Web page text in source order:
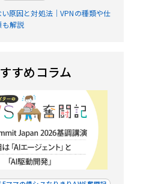
原因と対処法｜VPNの種類や仕
も解説
すめコラム